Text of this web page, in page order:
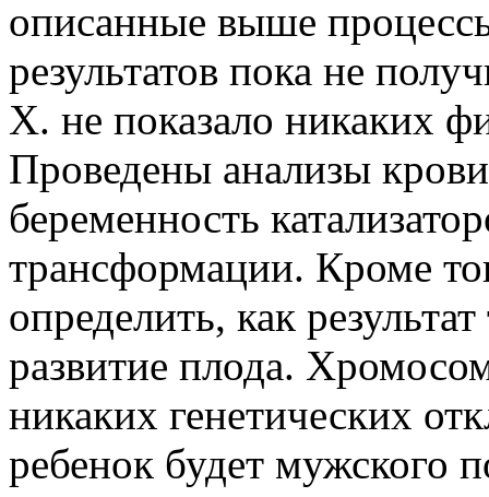
описанные выше
результатов пока не
X. не пока­зало никаких
Про­ведены анализы
беременность
трансформации. Кроме
определить, как
развитие плода.
никаких гене­тических
ребенок будет мужского